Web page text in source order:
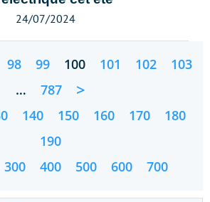
24/07/2024
98 99 100 101 102
103
…
787 >
140 150 160 170
180
190
300 400 500 600 700